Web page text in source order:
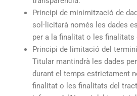
Principi de minimització de
sol·licitarà només les dades
per a la finalitat o les finalitats
Principi de limitació del
Titular mantindrà les dades
durant el temps estrictament
finalitat o les finalitats del